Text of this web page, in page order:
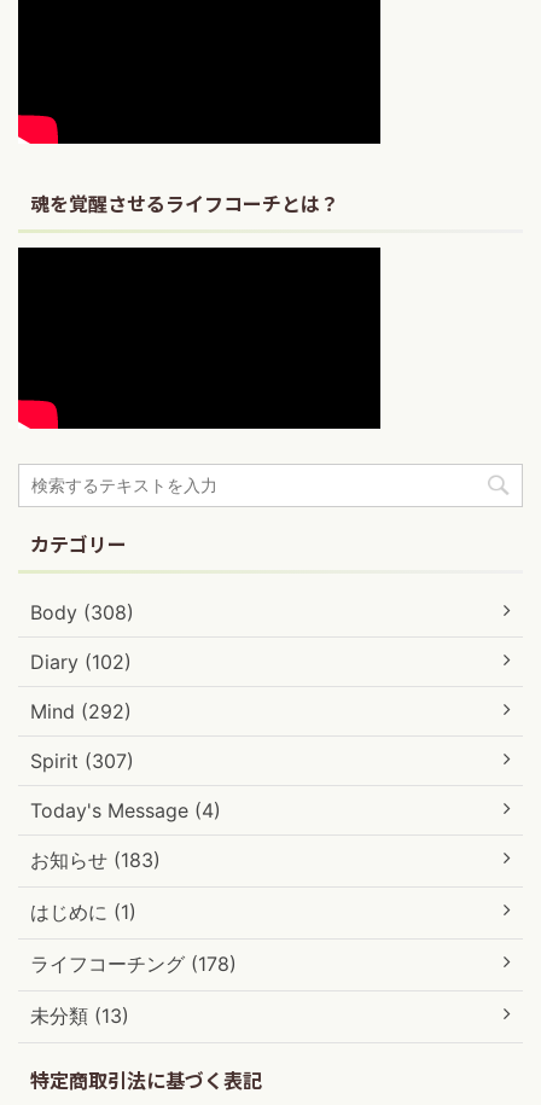
魂を覚醒させるライフコーチとは？
カテゴリー
Body (308)
Diary (102)
Mind (292)
Spirit (307)
Today's Message (4)
お知らせ (183)
はじめに (1)
ライフコーチング (178)
未分類 (13)
特定商取引法に基づく表記